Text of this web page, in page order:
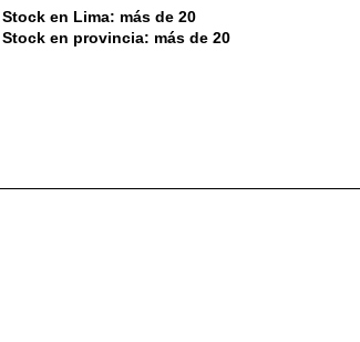
Stock en Lima: más de 20
Stock en provincia: más de 20